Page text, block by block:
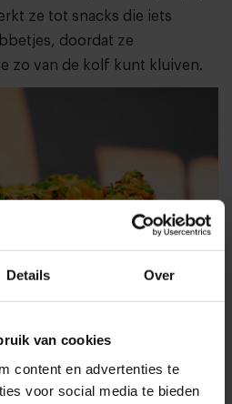
Details Over
van cookies
content en advertenties te
voor social media te bieden
ze tot snacks die iets
doordat ze
zo van de kolf kunt kluiven.
free